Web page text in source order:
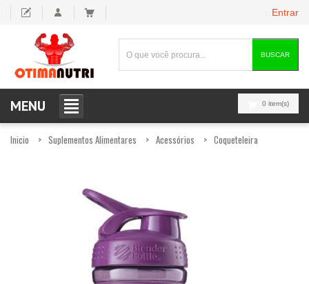
Entrar
BUSCAR
0 item(s)
MENU
Inicio Suplementos Alimentares Acessórios Coqueteleira